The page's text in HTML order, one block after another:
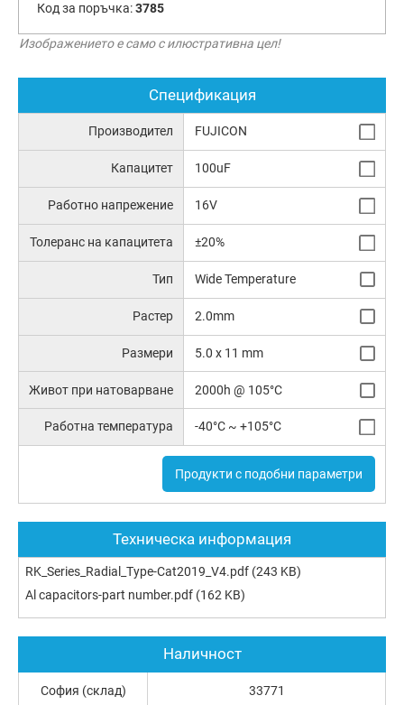
Код за поръчка:3785
Изображението е само с илюстративна цел!
Спецификация
Производител FUJICON
Капацитет 100uF
Работно напрежение 16V
Толеранс на капацитета ±20%
Тип Wide Temperature
Растер 2.0mm
Размери 5.0 x 11 mm
Живот при натоварване 2000h @ 105°C
Работна температура -40°C ~ +105°C
Продукти с подобни параметри
Техническа информация
RK_Series_Radial_Type-Cat2019_V4.pdf (243 KB)
Al capacitors-part number.pdf (162 KB)
Наличност
София (склад) 33771